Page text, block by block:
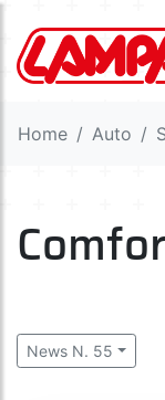
Home Auto
News N. 55